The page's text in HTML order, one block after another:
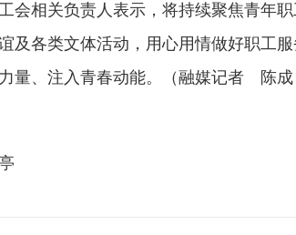
会相关负责人表示，将持续聚焦青年
及各类文体活动，用心用情做好职工
量、注入青春动能。（融媒记者 陈